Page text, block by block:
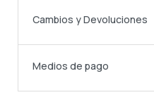
Cambios y Devoluciones
Medios de pago